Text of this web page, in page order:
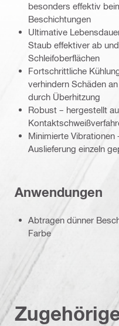
besonders effektiv
Beschichtungen
Ultimative
Staub effektiver ab
Schleifoberflächen
Fortschrittliche
verhindern Schäden
durch Überhitzung
Robust – hergestellt
Minimierte
Auslieferung einzeln
Anwendungen
Abtragen dünner
Farbe